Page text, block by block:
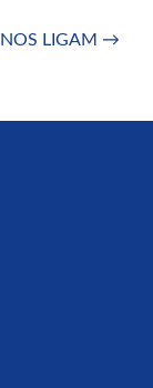
LIGAM →